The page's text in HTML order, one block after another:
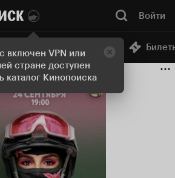
включен VPN или
стране доступен
каталог Кинопоиска
Войти
Онлайн-кинотеатр